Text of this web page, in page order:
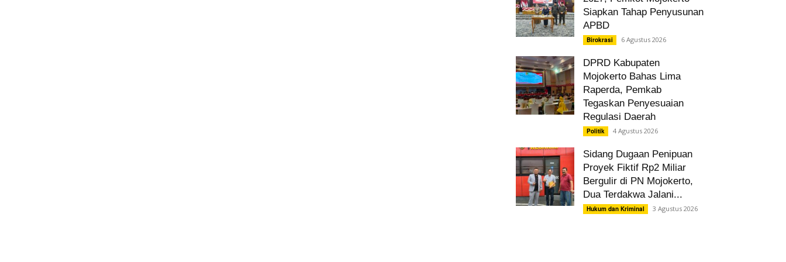
Siapkan Tahap Penyusunan
APBD
Birokrasi 6 Agustus 2026
DPRD Kabupaten
Mojokerto Bahas Lima
Raperda, Pemkab
Tegaskan Penyesuaian
Regulasi Daerah
Politik 4 Agustus 2026
Sidang Dugaan Penipuan
Proyek Fiktif Rp2 Miliar
Bergulir di PN Mojokerto,
Dua Terdakwa Jalani...
Hukum dan Kriminal 3 Agustus 2026